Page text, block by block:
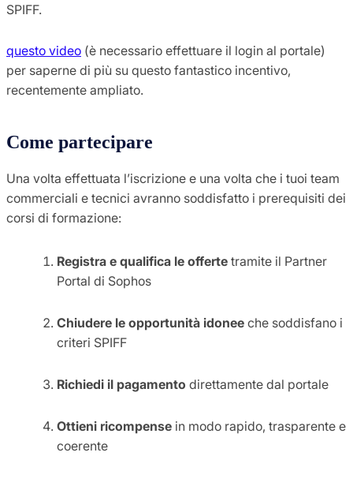
SPIFF.
questo video (è necessario effettuare il login al portale)
per saperne di più su questo fantastico incentivo,
recentemente ampliato.
Come partecipare
Una volta effettuata l’iscrizione e una volta che i tuoi team
commerciali e tecnici avranno soddisfatto i prerequisiti dei
corsi di formazione:
Registra e qualifica le offerte tramite il Partner
Portal di Sophos
Chiudere le opportunità idonee che soddisfano i
criteri SPIFF
Richiedi il pagamento direttamente dal portale
Ottieni ricompense in modo rapido, trasparente e
coerente